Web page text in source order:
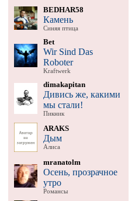
BEDHAR58
Камень
Синяя птица
Bet
Wir Sind Das
Roboter
Kraftwerk
dimakapitan
Дивись же, какими
мы стали!
Пикник
ARAKS
Дым
Алиса
mranatolm
Осень, прозрачное
утро
Романсы